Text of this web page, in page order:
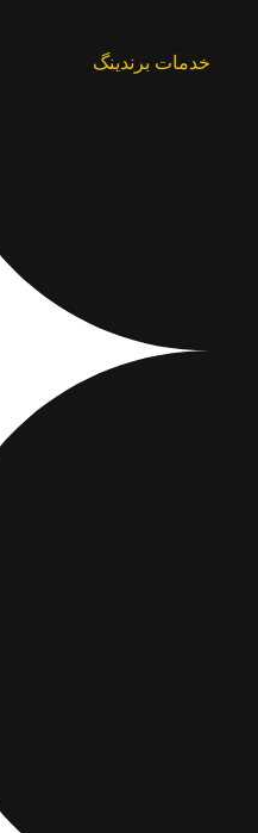
خدمات برندینگ